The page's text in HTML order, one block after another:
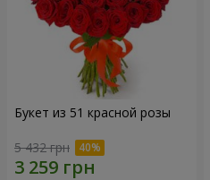
Букет из 51 красной розы
5 432 грн